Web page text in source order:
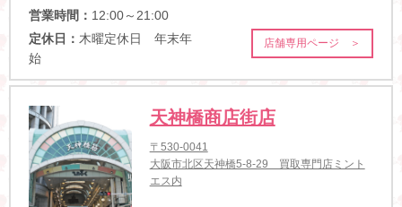
営業時間： 12:00～21:00
定休日： 木曜定休日 年末年
始
店舗専用ページ ＞
天神橋商店街店
〒530-0041
大阪市北区天神橋5-8-29 買取専門店ミント
エス内